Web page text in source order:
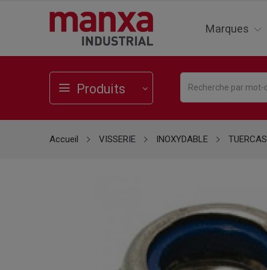
Marques
Produits
Accueil VISSERIE INOXYDABLE TUERCAS